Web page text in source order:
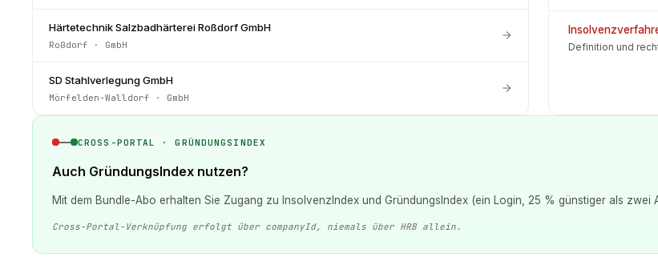
Härtetechnik Salzbadhärterei Roßdorf GmbH
Roßdorf · GmbH
SD Stahlverlegung GmbH
Mörfelden-Walldorf · GmbH
Definition und
CROSS-PORTAL · GRÜNDUNGSINDEX
Auch GründungsIndex nutzen?
Mit dem Bundle-Abo erhalten Sie Zugang zu InsolvenzIndex und GründungsIndex (ein Login, 25 % günstiger als zwei
Cross-Portal-Verknüpfung erfolgt über companyId, niemals über HRB allein.